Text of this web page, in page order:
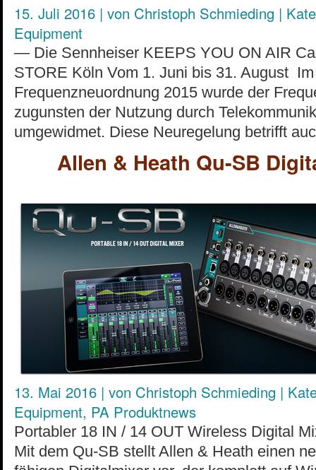
15. Juli 2016 | von Christoph Schmieding |
Equipment
— Die Sennheiser KEEPS YOU ON AIR
STORE Köln Vom 1. Juni bis 31. August
Frequenzneuordnung 2015 wurde der
zugunsten der Nutzung durch
umgewidmet. Diese Neuregelung betrifft
Allen & Heath Qu-SB
13. Mai 2016 | von Christoph Schmieding |
Equipment, PA Produktnews
Portabler 18 IN / 14 OUT Wireless Digital
Mit dem Qu-SB stellt Allen & Heath einen